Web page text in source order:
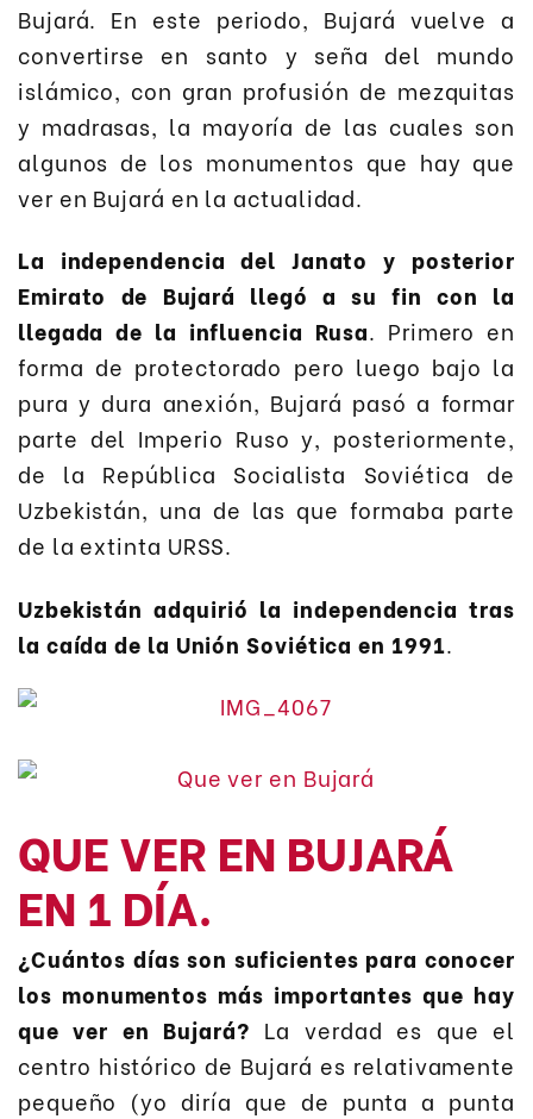
Bujará. En este periodo, Bujará vuelve a
convertirse en santo y seña del mundo
islámico, con gran profusión de mezquitas
y madrasas, la mayoría de las cuales son
algunos de los monumentos que hay que
ver en Bujará en la actualidad.
La independencia del Janato y posterior
Emirato de Bujará llegó a su fin con la
llegada de la influencia Rusa. Primero en
forma de protectorado pero luego bajo la
pura y dura anexión, Bujará pasó a formar
parte del Imperio Ruso y, posteriormente,
de la República Socialista Soviética de
Uzbekistán, una de las que formaba parte
de la extinta URSS.
Uzbekistán adquirió la independencia tras
la caída de la Unión Soviética en 1991.
QUE VER EN BUJARÁ
EN 1 DÍA.
¿Cuántos días son suficientes para conocer
los monumentos más importantes que hay
que ver en Bujará? La verdad es que el
centro histórico de Bujará es relativamente
pequeño (yo diría que de punta a punta